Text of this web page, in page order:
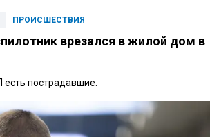
ПРОИСШЕСТВИЯ
врезался в жилой дом в
есть пострадавшие.